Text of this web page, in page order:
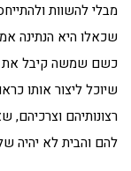
מבלי להשוות
שכאלו היא הנתינה
כשם שמשה קיבל את
שיוכל ליצור אותו
רצונותיהם
להם והבית לא יהיה